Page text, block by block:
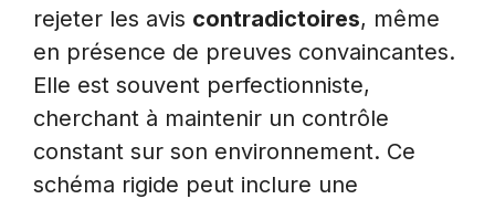
rejeter les avis contradictoires, même
en présence de preuves convaincantes.
Elle est souvent perfectionniste,
cherchant à maintenir un contrôle
constant sur son environnement. Ce
schéma rigide peut inclure une